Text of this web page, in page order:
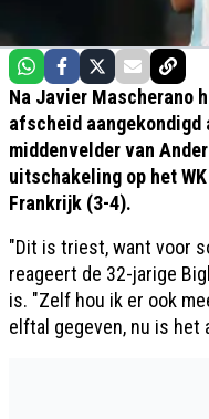
Na Javier Mascherano
afscheid
middenvelder van
uitschakeling op het
Frankrijk (3-4).
"Dit is triest, want voor
reageert de 32-jarige
is. "Zelf hou ik er ook
elftal gegeven, nu is het